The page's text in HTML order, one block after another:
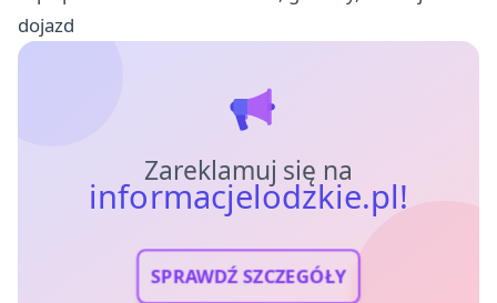
dojazd
Zareklamuj się na
informacjelodzkie.pl!
SPRAWDŹ SZCZEGÓŁY